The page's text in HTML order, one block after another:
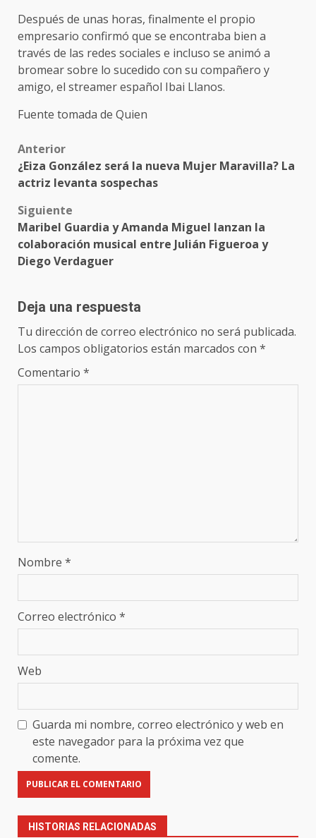
Después de unas horas, finalmente el propio
empresario confirmó que se encontraba bien a
través de las redes sociales e incluso se animó a
bromear sobre lo sucedido con su compañero y
amigo, el streamer español Ibai Llanos.
Fuente tomada de Quien
Post
navigation
Anterior
¿Eiza González será la nueva Mujer Maravilla? La
actriz levanta sospechas
Siguiente
Maribel Guardia y Amanda Miguel lanzan la
colaboración musical entre Julián Figueroa y
Diego Verdaguer
Deja una respuesta
Tu dirección de correo electrónico no será publicada.
Los campos obligatorios están marcados con *
Comentario *
Nombre *
Correo electrónico *
Web
Guarda mi nombre, correo electrónico y web en
este navegador para la próxima vez que
comente.
HISTORIAS RELACIONADAS